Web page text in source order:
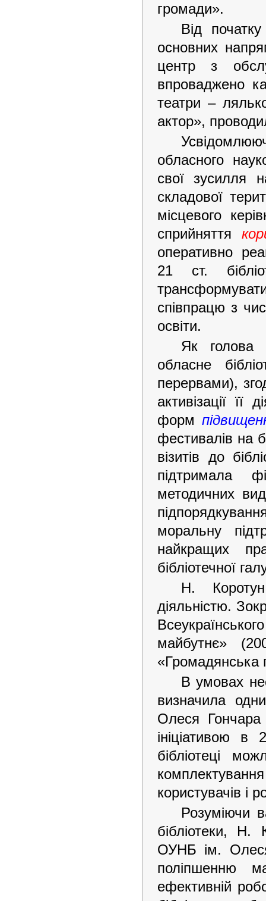
громади».
Від
основних
центр з
впроваджено
театри –
актор»,
обласного
свої зусилля
складової
місцевого
сприйняття
оперативно
21 ст.
співпрацю з
освіти.
Як голова
обласне
перервами),
активізації її
форм
фестивалів на
візитів до
підтримала
методичних
моральну
найкращих
бібліотечної
Н.
діяльністю.
майбутнє»
«Громадянська
В умовах
визначила
Олеся Гончара
ініціативою
бібліотеці
користувачів і
Розуміючи
бібліотеки, Н.
ОУНБ ім. Олеся
поліпшенню
ефективній